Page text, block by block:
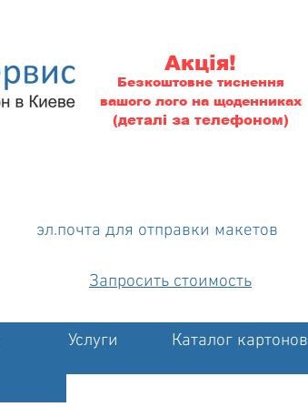
Акція!
Безкоштовне тиснення
вашого лого на щоденниках
(деталі за телефоном)
эл.почта для отправки макетов
Запросить стоимость
Футболки Корпоративные тату
Услуги Каталог картонов